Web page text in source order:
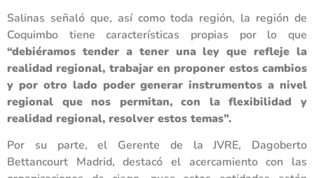
Salinas señaló que, así como toda región, la región de
Coquimbo tiene características propias por lo que
“debiéramos tender a tener una ley que refleje la
realidad regional, trabajar en proponer estos cambios
y por otro lado poder generar instrumentos a nivel
regional que nos permitan, con la flexibilidad y
realidad regional, resolver estos temas”.
Por su parte, el Gerente de la JVRE, Dagoberto
Bettancourt Madrid, destacó el acercamiento con las